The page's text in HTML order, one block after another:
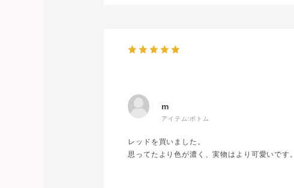
m
アイテム:ボトム
レッドを買いました。
思ってたより色が濃く、実物はより可愛いです。